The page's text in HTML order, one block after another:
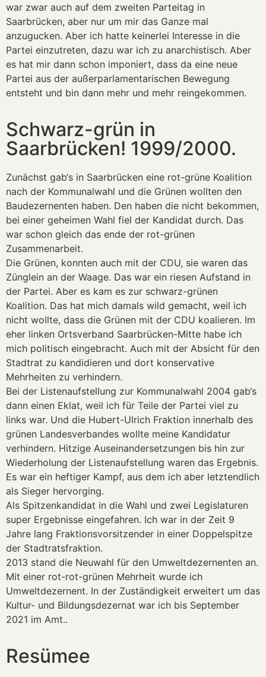
war zwar auch auf dem zweiten Parteitag in
Saarbrücken, aber nur um mir das Ganze mal
anzugucken. Aber ich hatte keinerlei Interesse in die
Partei einzutreten, dazu war ich zu anarchistisch. Aber
es hat mir dann schon imponiert, dass da eine neue
Partei aus der außerparlamentarischen Bewegung
entsteht und bin dann mehr und mehr reingekommen.
Schwarz-grün in
Saarbrücken! 1999/2000.
Zunächst gab‘s in Saarbrücken eine rot-grüne Koalition
nach der Kommunalwahl und die Grünen wollten den
Baudezernenten haben. Den haben die nicht bekommen,
bei einer geheimen Wahl fiel der Kandidat durch. Das
war schon gleich das ende der rot-grünen
Zusammenarbeit.
Die Grünen, konnten auch mit der CDU, sie waren das
Zünglein an der Waage. Das war ein riesen Aufstand in
der Partei. Aber es kam es zur schwarz-grünen
Koalition. Das hat mich damals wild gemacht, weil ich
nicht wollte, dass die Grünen mit der CDU koalieren. Im
eher linken Ortsverband Saarbrücken-Mitte habe ich
mich politisch eingebracht. Auch mit der Absicht für den
Stadtrat zu kandidieren und dort konservative
Mehrheiten zu verhindern.
Bei der Listenaufstellung zur Kommunalwahl 2004 gab‘s
dann einen Eklat, weil ich für Teile der Partei viel zu
links war. Und die Hubert-Ulrich Fraktion innerhalb des
grünen Landesverbandes wollte meine Kandidatur
verhindern. Hitzige Auseinandersetzungen bis hin zur
Wiederholung der Listenaufstellung waren das Ergebnis.
Es war ein heftiger Kampf, aus dem ich aber letztendlich
als Sieger hervorging.
Als Spitzenkandidat in die Wahl und zwei Legislaturen
super Ergebnisse eingefahren. Ich war in der Zeit 9
Jahre lang Fraktionsvorsitzender in einer Doppelspitze
der Stadtratsfraktion.
2013 stand die Neuwahl für den Umweltdezernenten an.
Mit einer rot-rot-grünen Mehrheit wurde ich
Umweltdezernent. In der Zuständigkeit erweitert um das
Kultur- und Bildungsdezernat war ich bis September
2021 im Amt..
Resümee